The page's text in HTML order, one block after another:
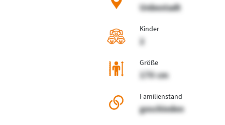
Unbestadt
Kinder
2
Größe
170 cm
Familienstand
geschieden